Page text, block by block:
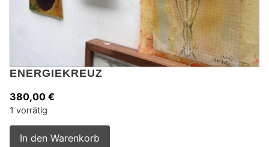
ENERGIEKREUZ
380,00 €
1 vorrätig
In den Warenkorb